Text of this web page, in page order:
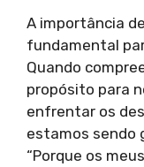
A importância
fundamental
Quando
propósito para
enfrentar os
estamos sendo
“Porque os